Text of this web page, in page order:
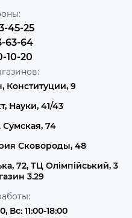
45-25
63-64
10-20
Конституции, 9
Науки, 41/43
Сумская, 74
Сковороды, 48
72, ТЦ Олімпійський, 3
3.29
Вс: 11:00-18:00